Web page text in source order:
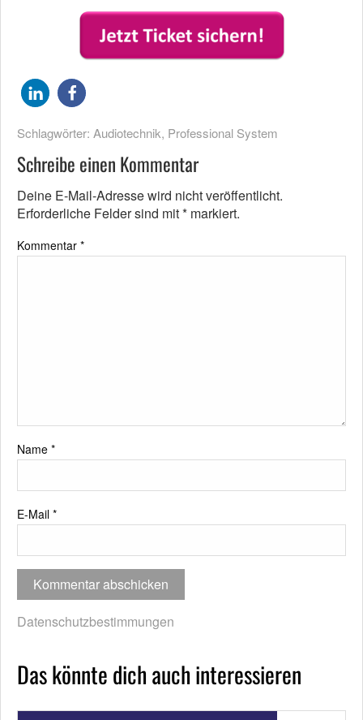
Schlagwörter: Audiotechnik, Professional System
Schreibe einen Kommentar
Deine E-Mail-Adresse wird nicht veröffentlicht.
Erforderliche Felder sind mit* markiert.
Kommentar *
Name *
E-Mail *
Datenschutzbestimmungen
Das könnte dich auch interessieren